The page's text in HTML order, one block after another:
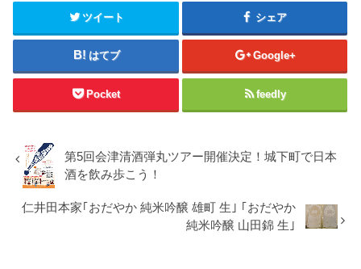
ツイート シェア
はてブ Google+
Pocket feedly
第5回会津清酒弾丸ツアー開催決定！城下町で日本
酒を飲み歩こう！
仁井田本家｢おだやか 純米吟醸 雄町 生｣ ｢おだやか
純米吟醸 山田錦 生｣